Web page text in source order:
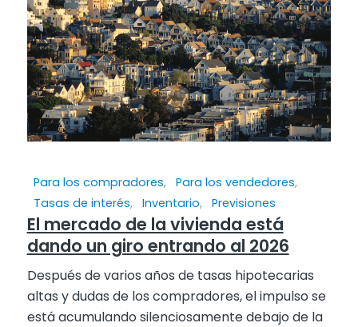
Para los compradores, Para los vendedores,
Tasas de interés, Inventario, Previsiones
El mercado de la vivienda está
dando un giro entrando al 2026
Después de varios años de tasas hipotecarias
altas y dudas de los compradores, el impulso se
está acumulando silenciosamente debajo de la